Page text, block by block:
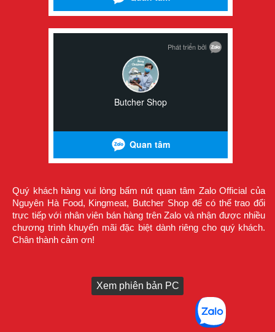
Quý khách hàng vui lòng bấm nút quan tâm Zalo Official của
Nguyên Hà Food, Kingmeat, Butcher Shop để có thể trao đổi
trực tiếp với nhân viên bán hàng trên Zalo và nhận được nhiều
chương trình khuyến mãi đặc biệt dành riêng cho quý khách.
Chân thành cảm ơn!
Xem phiên bản PC